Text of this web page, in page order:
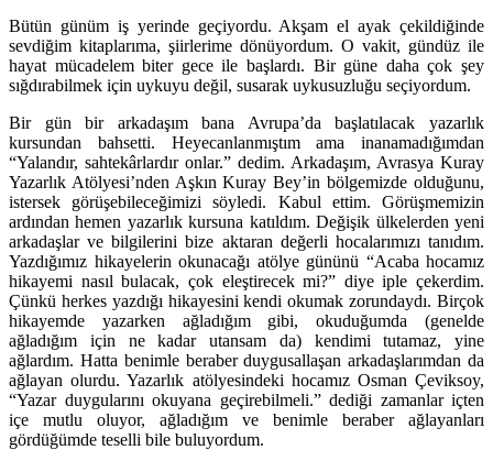
Bütün günüm iş yerinde geçiyordu. Akşam el ayak çekildiğinde
sevdiğim kitaplarıma, şiirlerime dönüyordum. O vakit, gündüz ile
hayat mücadelem biter gece ile başlardı. Bir güne daha çok şey
sığdırabilmek için uykuyu değil, susarak uykusuzluğu seçiyordum.
Bir gün bir arkadaşım bana Avrupa’da başlatılacak yazarlık
kursundan bahsetti. Heyecanlanmıştım ama inanamadığımdan
“Yalandır, sahtekârlardır onlar.” dedim. Arkadaşım, Avrasya Kuray
Yazarlık Atölyesi’nden Aşkın Kuray Bey’in bölgemizde olduğunu,
istersek görüşebileceğimizi söyledi. Kabul ettim. Görüşmemizin
ardından hemen yazarlık kursuna katıldım. Değişik ülkelerden yeni
arkadaşlar ve bilgilerini bize aktaran değerli hocalarımızı tanıdım.
Yazdığımız hikayelerin okunacağı atölye gününü “Acaba hocamız
hikayemi nasıl bulacak, çok eleştirecek mi?” diye iple çekerdim.
Çünkü herkes yazdığı hikayesini kendi okumak zorundaydı. Birçok
hikayemde yazarken ağladığım gibi, okuduğumda (genelde
ağladığım için ne kadar utansam da) kendimi tutamaz, yine
ağlardım. Hatta benimle beraber duygusallaşan arkadaşlarımdan da
ağlayan olurdu. Yazarlık atölyesindeki hocamız Osman Çeviksoy,
“Yazar duygularını okuyana geçirebilmeli.” dediği zamanlar içten
içe mutlu oluyor, ağladığım ve benimle beraber ağlayanları
gördüğümde teselli bile buluyordum.